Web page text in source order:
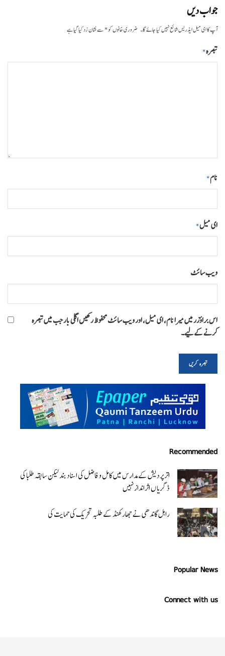
جواب دیں
آپ کا ای میل ایڈریس شائع نہیں کیا جائے گا۔ ضروری خانوں کو*سے نشان زد کیا گیا ہے
تبصرہ*
نام*
ای میل*
ویب‌ سائٹ
اس براؤزر میں میرا نام، ای میل، اور ویب سائٹ محفوظ رکھیں اگلی بار جب میں تبصرہ
کرنے کےلیے۔
Recommended
اتر پردیش کےمدارس میں کامل و فاضل کی اسناد بند لیکن سابقہ طلبا کی
ڈگریا ں اثرانداز نہیں
راہل گاندھی نے جھارکھنڈ کے طلبہ تحریک کی حمایت کی
Popular News
Connect with us